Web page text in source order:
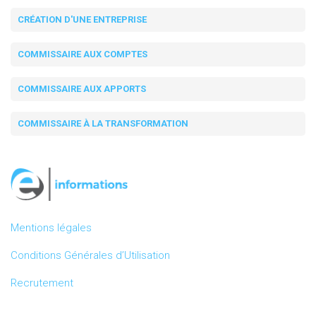
CRÉATION D'UNE ENTREPRISE
COMMISSAIRE AUX COMPTES
COMMISSAIRE AUX APPORTS
COMMISSAIRE À LA TRANSFORMATION
Mentions légales
Conditions Générales d’Utilisation
Recrutement